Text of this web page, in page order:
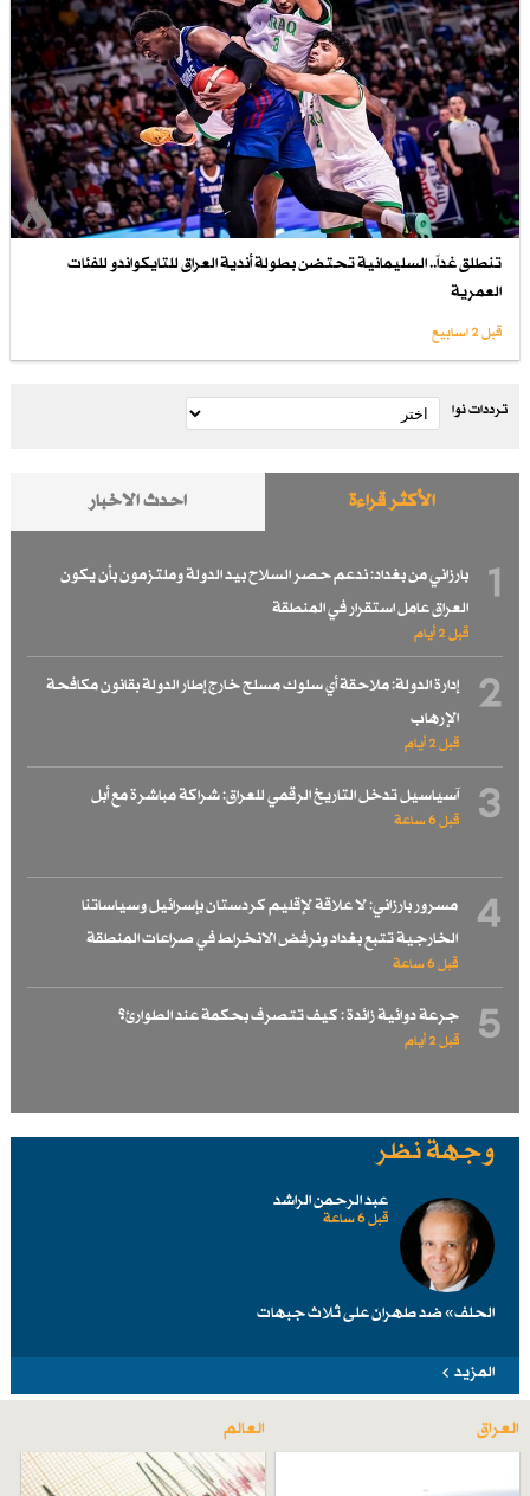
تنطلق غداً.. السليمانية تحتضن بطولة أندية العراق للتايكواندو للفئات
العمرية
قبل 2 اسابیع
ترددات نوا
الأكثر قراءة احدث الاخبار
1
بارزاني من بغداد: ندعم حصر السلاح بيد الدولة وملتزمون بأن يكون
العراق عامل استقرار في المنطقة
قبل 2 أيام
2
إدارة الدولة: ملاحقة أي سلوك مسلح خارج إطار الدولة بقانون مكافحة
الإرهاب
قبل 2 أيام
3 آسياسيل تدخل التاريخ الرقمي للعراق: شراكة مباشرة مع أبل
قبل 6 ساعة
4
مسرور بارزاني: لا علاقة لإقليم كردستان بإسرائيل وسياساتنا
الخارجية تتبع بغداد ونرفض الانخراط في صراعات المنطقة
قبل 6 ساعة
5 جرعة دوائية زائدة : كيف تتصرف بحكمة عند الطوارئ؟
قبل 2 أيام
وجهة نظر
عبد الرحمن الراشد
قبل 6 ساعة
الحلف» ضد طهرانَ على ثلاث جبهات
المزيد
العراق العالم